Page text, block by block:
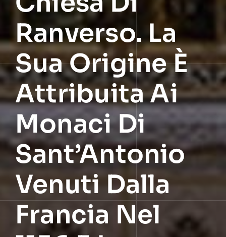
Ranverso. La
Sua Origine È
Attribuita Ai
Monaci Di
Sant’Antonio
Venuti Dalla
Francia Nel